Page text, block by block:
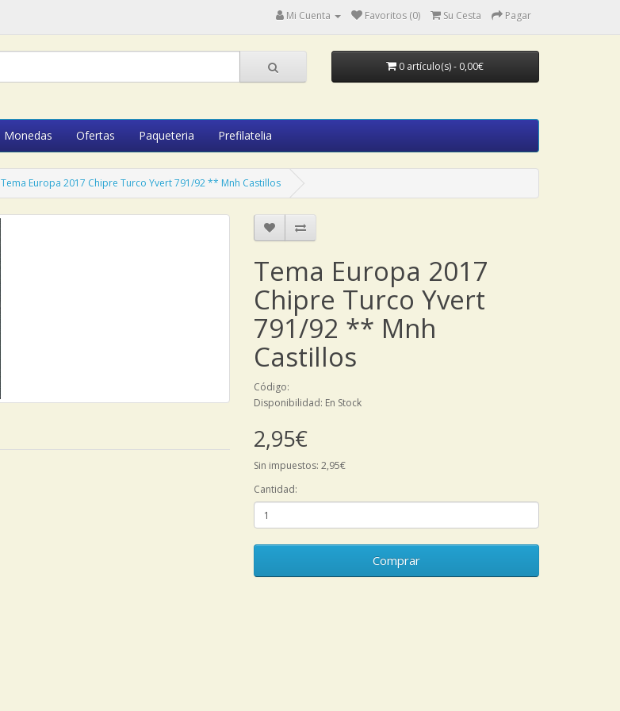
Mi Cuenta Favoritos (0) Su Cesta Pagar
0 artículo(s) - 0,00€
Monedas Ofertas Paqueteria Prefilatelia
Tema Europa 2017 Chipre Turco Yvert 791/92 ** Mnh Castillos
Tema Europa 2017
Chipre Turco Yvert
791/92 ** Mnh
Castillos
Código:
Disponibilidad: En Stock
2,95€
Sin impuestos: 2,95€
Cantidad:
Comprar